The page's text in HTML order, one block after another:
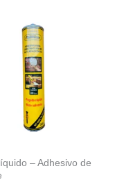
– Adhesivo de